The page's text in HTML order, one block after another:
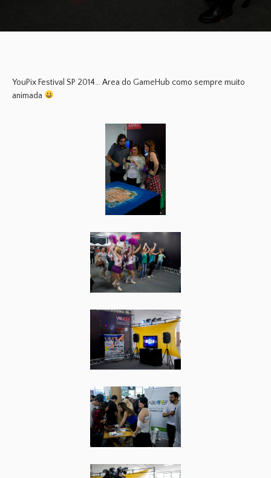
YouPix Festival SP 2014… Area do GameHub como sempre muito
animada